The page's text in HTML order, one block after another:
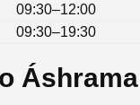
09:30–12:00
09:30–19:30